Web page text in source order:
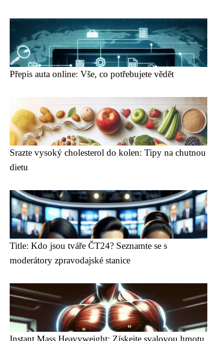
Přepis auta online: Vše, co potřebujete vědět
Srazte vysoký cholesterol do kolen: Tipy na chutnou
dietu
Title: Kdo jsou tváře ČT24? Seznamte se s
moderátory zpravodajské stanice
Instant Mass Heavyweight: Získejte svalovou hmotu